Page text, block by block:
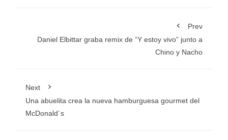
Prev
Daniel Elbittar graba remix de “Y estoy vivo” junto a
Chino y Nacho
Next
Una abuelita crea la nueva hamburguesa gourmet del
McDonald´s